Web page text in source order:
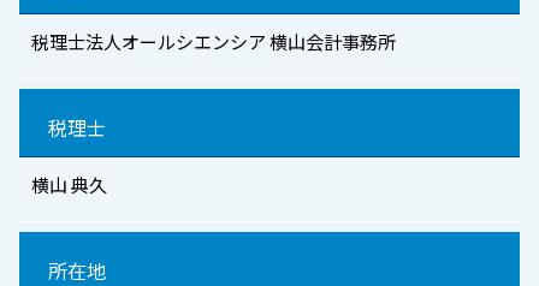
税理士法人オールシエンシア 横山会計事務所
税理士
横山 典久
所在地